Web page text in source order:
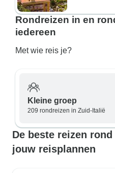
Rondreizen in en
iedereen
Met wie reis je?
Kleine groep
209 rondreizen in Zuid-Italië
De beste reizen
jouw reisplannen